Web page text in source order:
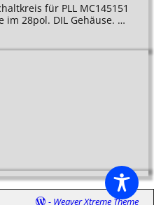
für PLL MC145151
im 28pol. DIL Gehäuse. …
- Weaver Xtreme Theme